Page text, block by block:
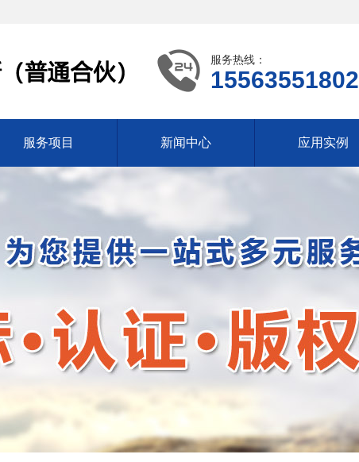
服务热线：
15563551802
服务项目 新闻中心 应用实例